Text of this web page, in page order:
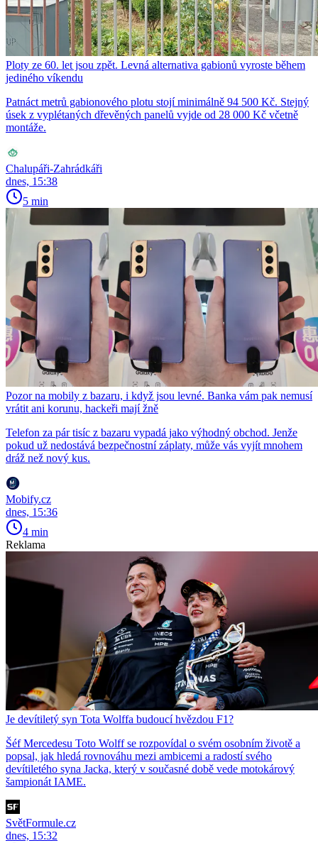
Ploty ze 60. let jsou zpět. Levná alternativa gabionů vyroste během
jediného víkendu
Patnáct metrů gabionového plotu stojí minimálně 94 500 Kč. Stejný
úsek z vyplétaných dřevěných panelů vyjde od 28 000 Kč včetně
montáže.
Chalupáři-Zahrádkáři
dnes, 15:38
5 min
Pozor na mobily z bazaru, i když jsou levné. Banka vám pak nemusí
vrátit ani korunu, hackeři mají žně
Telefon za pár tisíc z bazaru vypadá jako výhodný obchod. Jenže
pokud už nedostává bezpečnostní záplaty, může vás vyjít mnohem
dráž než nový kus.
Mobify.cz
dnes, 15:36
4 min
Reklama
Je devítiletý syn Tota Wolffa budoucí hvězdou F1?
Šéf Mercedesu Toto Wolff se rozpovídal o svém osobním životě a
popsal, jak hledá rovnováhu mezi ambicemi a radostí svého
devítiletého syna Jacka, který v současné době vede motokárový
šampionát IAME.
SvětFormule.cz
dnes, 15:32